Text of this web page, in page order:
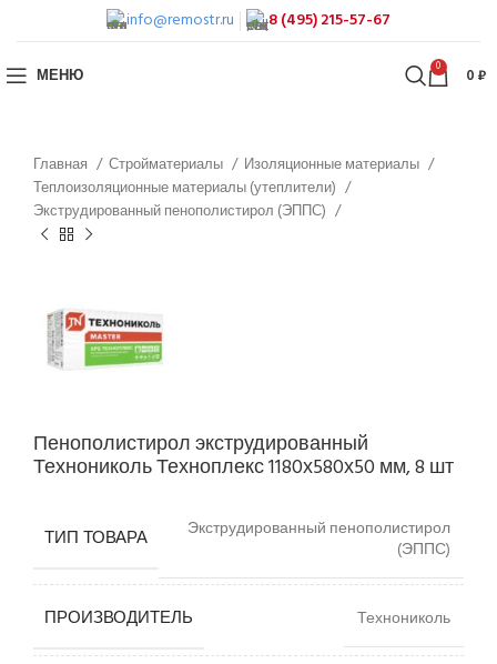
info@remostr.ru 8 (495) 215-57-67
МЕНЮ 0 0₽
Главная Стройматериалы
Изоляционные материалы
Теплоизоляционные материалы (утеплители)
Экструдированный пенополистирол (ЭППС)
Пенополистирол экструдированный
Технониколь Техноплекс 1180х580х50 мм, 8 шт
ТИП ТОВАРА
Экструдированный пенополистирол
(ЭППС)
ПРОИЗВОДИТЕЛЬ Технониколь